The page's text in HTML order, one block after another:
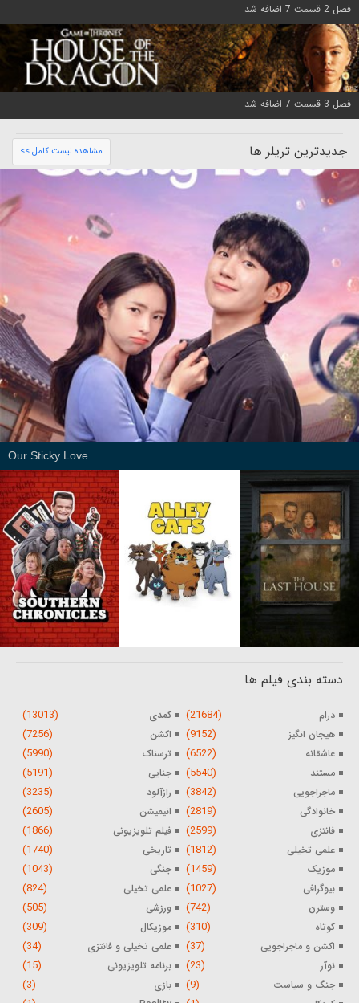
فصل 2 قسمت 7 اضافه شد
فصل 3 قسمت 7 اضافه شد
جدیدترین تریلر ها مشاهده لیست کامل >>
Our Sticky Love
دسته بندی فیلم ها
درام (21684) کمدی (13013)
هیجان انگیز (9152) اکشن (7256)
عاشقانه (6522) ترسناک (5990)
مستند (5540) جنایی (5191)
ماجراجویی (3842) رازآلود (3235)
خانوادگی (2819) انیمیشن (2605)
فانتزی (2599) فیلم تلویزیونی (1866)
علمی تخیلی (1812) تاریخی (1740)
موزیک (1459) جنگی (1043)
بیوگرافی (1027) علمی تخیلی (824)
وسترن (742) ورزشی (505)
کوتاه (310) موزیکال (309)
اکشن و ماجراجویی (37) علمی تخیلی و فانتزی (34)
نوآر (23) برنامه تلویزیونی (15)
جنگ و سیاست (9) بازی (3)